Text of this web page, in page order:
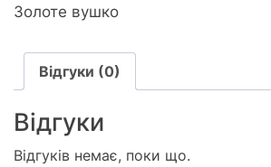
Золоте вушко
Відгуки (0)
Відгуки
Відгуків немає, поки що.